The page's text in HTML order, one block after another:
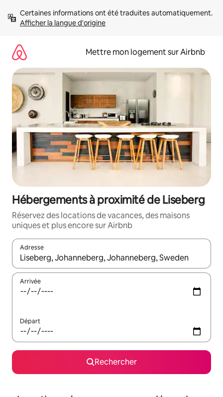
directement
Afficher la langue d'origine
Mettre mon logement sur Airbnb
Hébergements à proximité de Liseberg
Réservez des locations de vacances, des maisons
uniques et plus encore sur Airbnb
Adresse
Lorsque les résultats s'affichent, utilisez les flèches vers le
Arrivée
Départ
Rechercher